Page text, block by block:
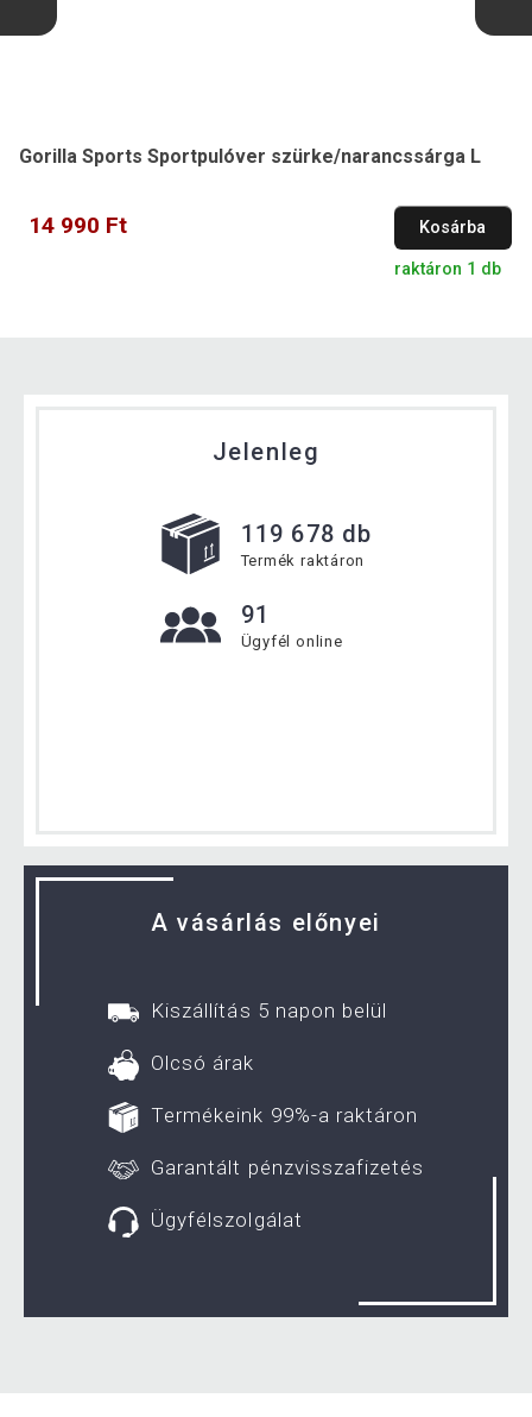
Gorilla Sports Sportpulóver szürke/narancssárga L
14 990 Ft Kosárba
raktáron 1 db
Jelenleg
119 678 db
Termék raktáron
91
Ügyfél online
A vásárlás előnyei
Kiszállítás 5 napon belül
Olcsó árak
Termékeink 99%-a raktáron
Garantált pénzvisszafizetés
Ügyfélszolgálat